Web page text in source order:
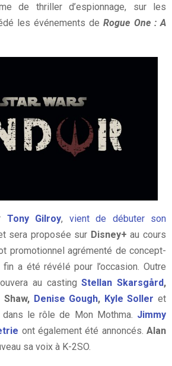
de thriller d’espionnage, sur les
les événements deRogue One : A
Tony Gilroy, vient de débuter son
sera proposée sur Disney+ au cours
promotionnel agrémenté de concept-
a été révélé pour l’occasion. Outre
au castingStellan Skarsgård,
Shaw, Denise Gough, Kyle Soller et
dans le rôle de Mon Mothma. Jimmy
ont également été annoncés. Alan
sa voix à K-2SO.